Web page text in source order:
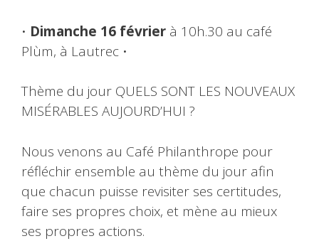
• Dimanche 16 février à 10h.30 au café
Plùm, à Lautrec •
Thème du jour QUELS SONT LES NOUVEAUX
MISÉRABLES AUJOURD’HUI ?
Nous venons au Café Philanthrope pour
réfléchir ensemble au thème du jour afin
que chacun puisse revisiter ses certitudes,
faire ses propres choix, et mène au mieux
ses propres actions.